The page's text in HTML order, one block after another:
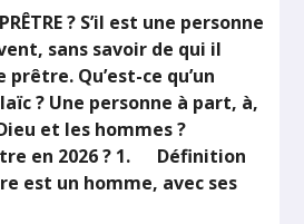
PRÊTRE ? S’il est une personne
sans savoir de qui il
prêtre. Qu’est-ce qu’un
? Une personne à part, à,
et les hommes ?
en 2026 ? 1. Définition
est un homme, avec ses